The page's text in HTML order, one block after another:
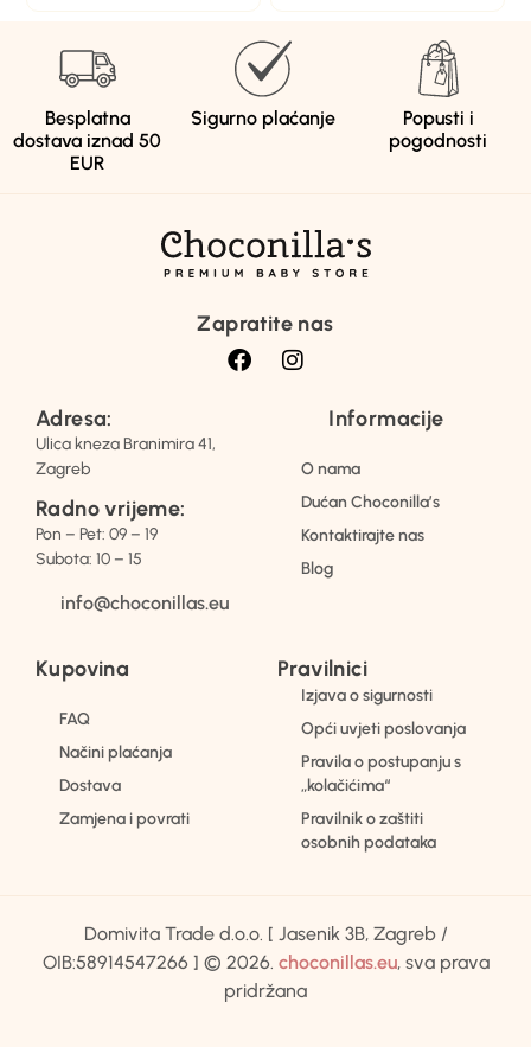
Besplatna
dostava iznad 50
EUR
Sigurno plaćanje
Popusti i
pogodnosti
Zapratite nas
Adresa:
Ulica kneza Branimira 41,
Zagreb
Radno vrijeme:
Pon – Pet: 09 – 19
Subota: 10 – 15
info@choconillas.eu
Informacije
O nama
Dućan Choconilla’s
Kontaktirajte nas
Blog
Kupovina
FAQ
Načini plaćanja
Dostava
Zamjena i povrati
Pravilnici
Izjava o sigurnosti
Opći uvjeti poslovanja
Pravila o postupanju s
„kolačićima“
Pravilnik o zaštiti
osobnih podataka
Domivita Trade d.o.o. [ Jasenik 3B, Zagreb /
OIB:58914547266 ] © 2026. choconillas.eu, sva prava
pridržana